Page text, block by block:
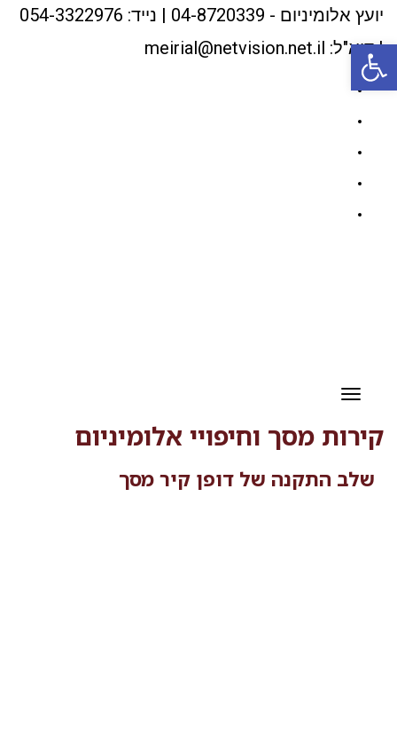
יועץ אלומיניום - 04-8720339 | נייד: 054-3322976
| דוא"ל: meirial@netvision.net.il
תפריט
קירות מסך וחיפויי אלומיניום
שלב התקנה של דופן קיר מסך
פתח סרגל נגישות